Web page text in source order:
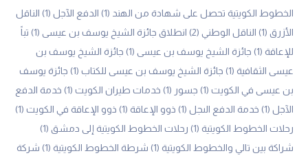
الخطوط الكويتية تحصل على شهادة من الهند (1) الدفع الآجل (1)
الناقل
الأزرق (1) الناقل الوطني (2) انطلاق جائزة الشيخ يوسف بن عيسى (1)
تباً
للإعاقة (1) جائزة الشيخ يوسف بن عيسى (1)
جائزة الشيخ يوسف بن
عيسى الثقافية (1) جائزة الشيخ يوسف بن عيسى للكتاب (1)
جائزة يوسف
بن عيسى في الكويت (1) جسور (1) خدمات طيران الكويت (1)
خدمة الدفع
الآجل (1) خدمة الدفع الىجل (1) ذوو الإعاقة (1) ذوو الإعاقة في الكويت (1)
رحلات الخطوط الكويتية (1) رحلات الخطوط الكويتية إلى دمشق (1)
شراكة بين تالي والخطوط الكويتية (1) شرطة الخطوط الكويتية (1)
شركة